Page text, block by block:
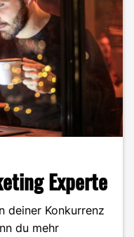
Experte
deiner Konkurrenz
du mehr